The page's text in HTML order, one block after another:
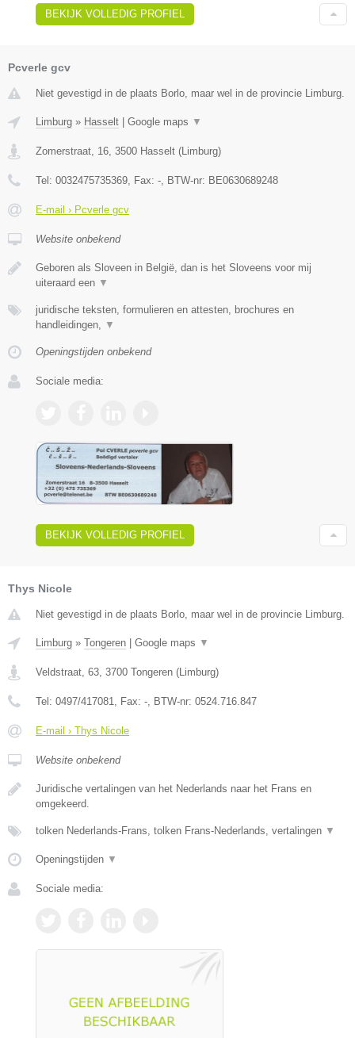
BEKIJK VOLLEDIG PROFIEL
Pcverle gcv
Niet gevestigd in de plaats Borlo, maar wel in de provincie Limburg.
Limburg » Hasselt Google maps ▼
Zomerstraat, 16, 3500 Hasselt (Limburg)
Tel: 0032475735369, Fax: -, BTW-nr: BE0630689248
E-mail › Pcverle gcv
Website onbekend
Geboren als Sloveen in België, dan is het Sloveens voor mij
uiteraard een ▼
juridische teksten, formulieren en attesten, brochures en
handleidingen, ▼
Openingstijden onbekend
Sociale media:
BEKIJK VOLLEDIG PROFIEL
Thys Nicole
Niet gevestigd in de plaats Borlo, maar wel in de provincie Limburg.
Limburg » Tongeren | Google maps ▼
Veldstraat, 63 3700 Tongeren (Limburg)
Tel: 0497/417081 , Fax: - , BTW-nr: 0524.716.847
E-mail › Thys Nicole
Website onbekend
Juridische vertalingen van het Nederlands naar het Frans en
omgekeerd.
tolken Nederlands-Frans, tolken Frans-Nederlands, vertalingen ▼
Openingstijden ▼
Sociale media: